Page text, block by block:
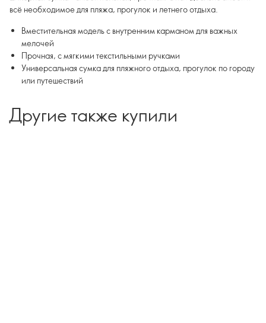
всё необходимое для пляжа, прогулок и летнего отдыха.
Вместительная модель с внутренним карманом для важных
мелочей
Прочная, с мягкими текстильными ручками
Универсальная сумка для пляжного отдыха, прогулок по городу
или путешествий
Другие также купили